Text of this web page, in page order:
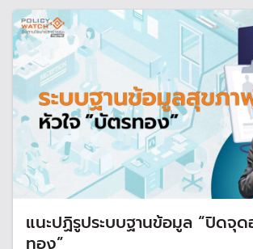
การใช้ AI เข้ามาช่วย อาจลดความผิดพลาดก
ประสิทธิภาพมากขึ้น
แนะปฏิรูประบบฐานข้อมูล “ปิดจุ
ทอง”